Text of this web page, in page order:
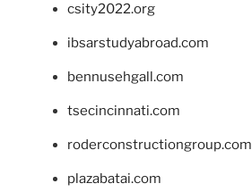
csity2022.org
ibsarstudyabroad.com
bennusehgall.com
tsecincinnati.com
roderconstructiongroup.com
plazabatai.com